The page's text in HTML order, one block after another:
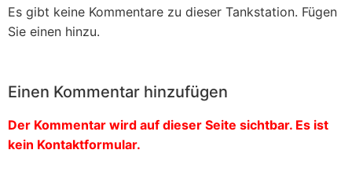
Es gibt keine Kommentare zu dieser Tankstation. Fügen
Sie einen hinzu.
Einen Kommentar hinzufügen
Der Kommentar wird auf dieser Seite sichtbar. Es ist
kein Kontaktformular.